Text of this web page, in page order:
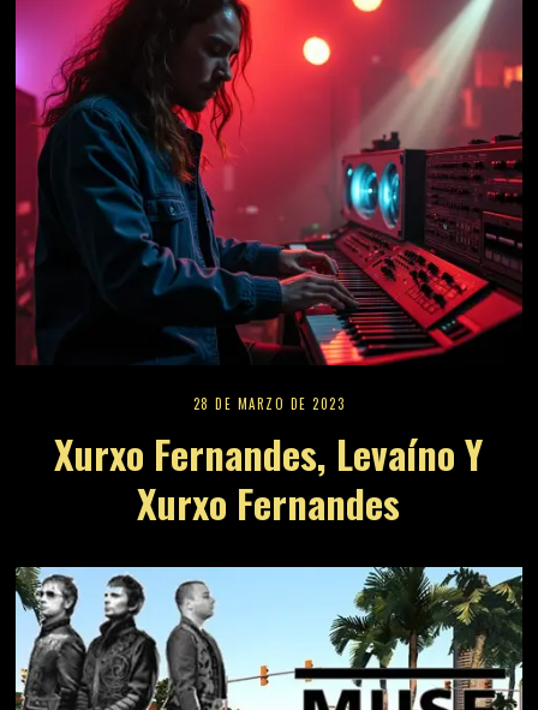
28 DE MARZO DE 2023
Xurxo Fernandes, Levaíno Y
Xurxo Fernandes